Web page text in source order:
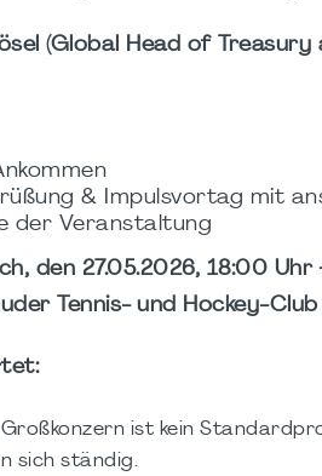
(Global Head of Treasury
& Impulsvortag mit
der Veranstaltung
den 27.05.2026, 18:00 Uhr
Tennis- und Hockey-
ist kein
sich ständig.